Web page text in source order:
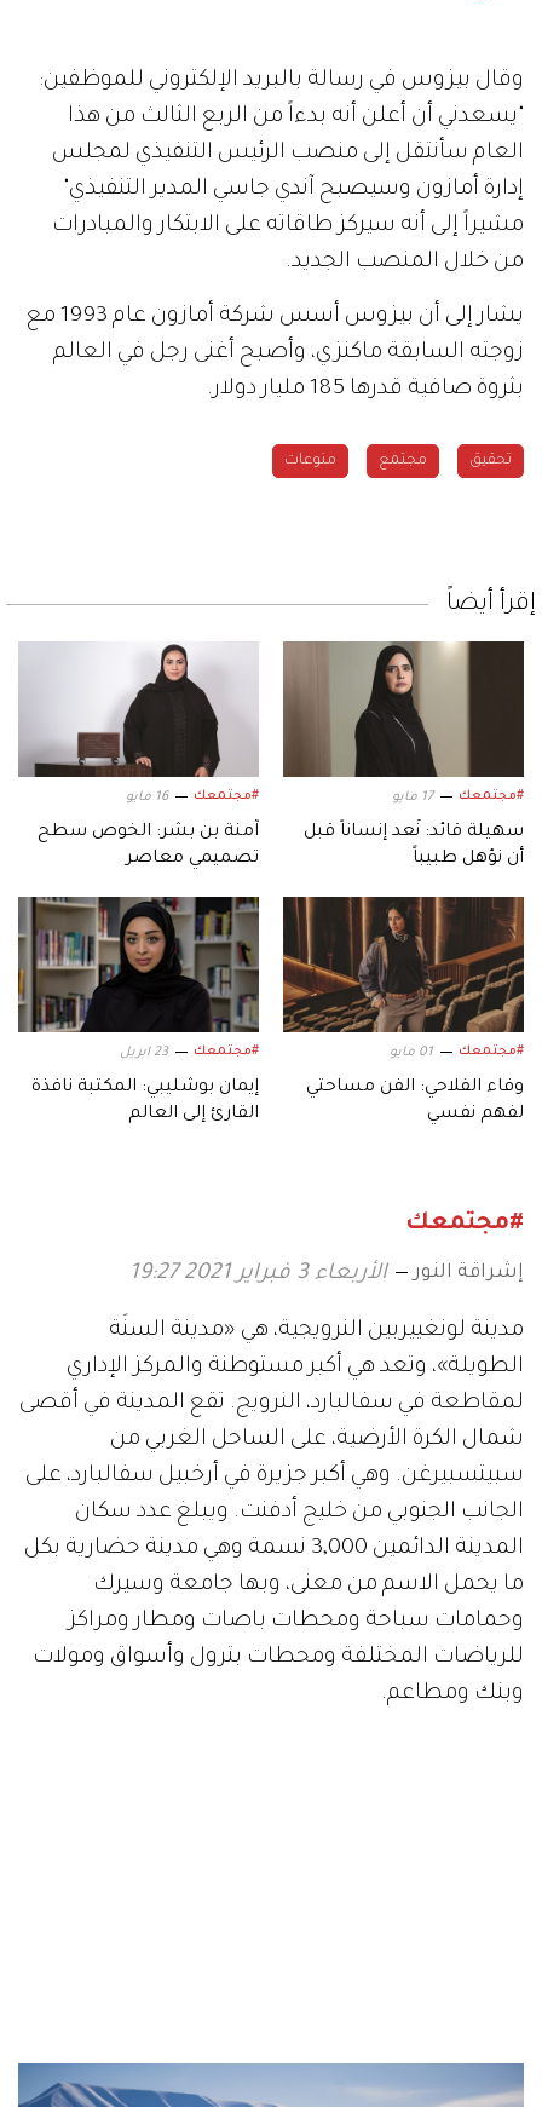
وقال بيزوس في رسالة بالبريد الإلكتروني للموظفين:
"يسعدني أن أعلن أنه بدءاً من الربع الثالث من هذا
العام سأنتقل إلى منصب الرئيس التنفيذي لمجلس
إدارة أمازون وسيصبح آندي جاسي المدير التنفيذي"
مشيراً إلى أنه سيركز طاقاته على الابتكار والمبادرات
من خلال المنصب الجديد.
يشار إلى أن بيزوس أسس شركة أمازون عام 1993 مع
زوجته السابقة ماكنزي، وأصبح أغنى رجل في العالم
بثروة صافية قدرها 185 مليار دولار.
تحقيق مجتمع منوعات
إقرأ أيضاً
#مجتمعك 17 مايو
سهيلة قائد: نُعد إنساناً قبل
أن نؤهل طبيباً
#مجتمعك 16 مايو
آمنة بن بشر: الخوص سطح
تصميمي معاصر
#مجتمعك 01 مايو
وفاء الفلاحي: الفن مساحتي
لفهم نفسي
#مجتمعك 23 ابريل
إيمان بوشليبي: المكتبة نافذة
القارئ إلى العالم
#مجتمعك
إشراقة النور الأربعاء 3 فبراير 2021 19:27
مدينة لونغييربين النرويجية، هي «مدينة السنَة
الطويلة»، وتعد هي أكبر مستوطنة والمركز الإداري
لمقاطعة في سفالبارد، النرويج. تقع المدينة في أقصى
شمال الكرة الأرضية، على الساحل الغربي من
سبيتسبيرغن. وهي أكبر جزيرة في أرخبيل سفالبارد، على
الجانب الجنوبي من خليج أدفنت. ويبلغ عدد سكان
المدينة الدائمين 3,000 نسمة وهي مدينة حضارية بكل
ما يحمل الاسم من معنى، وبها جامعة وسيرك
وحمامات سباحة ومحطات باصات ومطار ومراكز
للرياضات المختلفة ومحطات بترول وأسواق ومولات
وبنك ومطاعم.